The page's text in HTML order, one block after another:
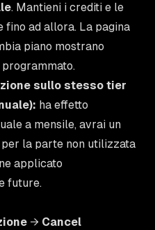
. Mantieni i crediti e le
fino ad allora. La pagina
piano mostrano
sullo stesso tier
ha effetto
a mensile, avrai un
la parte non utilizzata
applicato
future.
→ Cancel